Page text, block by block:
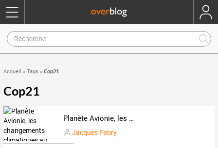
Accueil » Tags » Cop21
Cop21
Planète Avionie, les changements climatiques au quotidien
Jacques Fabry